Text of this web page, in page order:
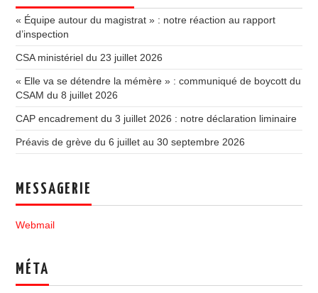
« Équipe autour du magistrat » : notre réaction au rapport
d’inspection
CSA ministériel du 23 juillet 2026
« Elle va se détendre la mémère » : communiqué de boycott du
CSAM du 8 juillet 2026
CAP encadrement du 3 juillet 2026 : notre déclaration liminaire
Préavis de grève du 6 juillet au 30 septembre 2026
MESSAGERIE
Webmail
MÉTA